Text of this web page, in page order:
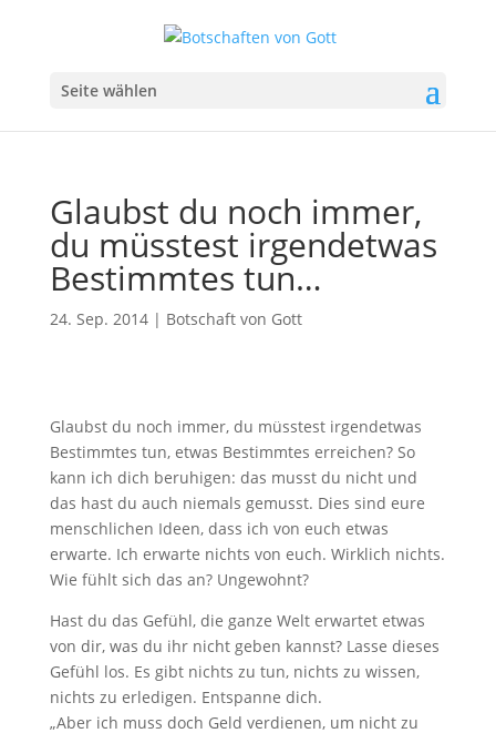
Seite wählen
Glaubst du noch immer,
du müsstest irgendetwas
Bestimmtes tun…
24. Sep. 2014| Botschaft von Gott
Glaubst du noch immer, du müsstest irgendetwas
Bestimmtes tun, etwas Bestimmtes erreichen? So
kann ich dich beruhigen: das musst du nicht und
das hast du auch niemals gemusst. Dies sind eure
menschlichen Ideen, dass ich von euch etwas
erwarte. Ich erwarte nichts von euch. Wirklich nichts.
Wie fühlt sich das an? Ungewohnt?
Hast du das Gefühl, die ganze Welt erwartet etwas
von dir, was du ihr nicht geben kannst? Lasse dieses
Gefühl los. Es gibt nichts zu tun, nichts zu wissen,
nichts zu erledigen. Entspanne dich.
„Aber ich muss doch Geld verdienen, um nicht zu